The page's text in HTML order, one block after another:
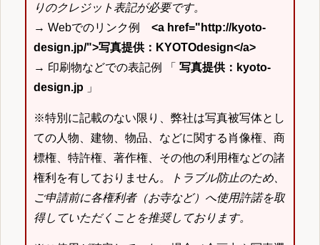
りのクレジット表記が必要です。
→ Webでのリンク例 <a href="http://kyoto-
design.jp/">写真提供：KYOTOdesign</a>
→ 印刷物などでの表記例 「 写真提供：kyoto-
design.jp 」
※特別に記載のない限り、弊社は写真被写体とし
ての人物、建物、物品、などに関する肖像権、商
標権、特許権、著作権、その他の利用権などの諸
権利を有しておりません。
トラブル防止のため、
ご申請前に各権利者（お寺など）へ使用許諾を取
得していただくことを推奨しております。